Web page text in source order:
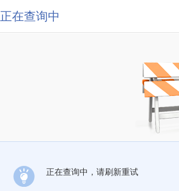
正在查询中
正在查询中，请刷新重试